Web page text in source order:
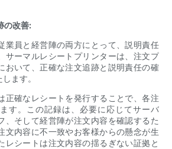
の改善:
業員と経営陣の両方にとって、説明責任
サーマルレシートプリンターは、注文プ
おいて、正確な注文追跡と説明責任の確
ます。
正確なレシートを発行することで、各注
す。この記録は、必要に応じてサーバ
、そして経営陣が注文内容を確認するた
文内容に不一致やお客様からの懸念が生
レシートは注文内容の揺るぎない証拠と